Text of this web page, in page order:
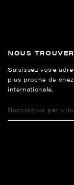
NOUS TROUVER
Saisissez votre
plus proche de
internationale.